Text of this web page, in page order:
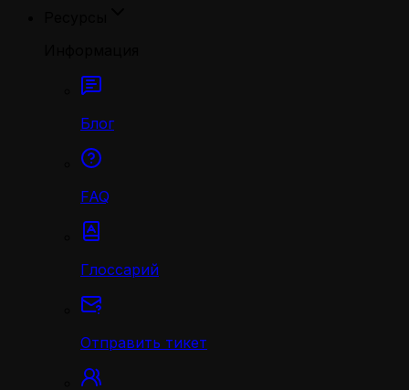
Блог
FAQ
Глоссарий
Отправить тикет